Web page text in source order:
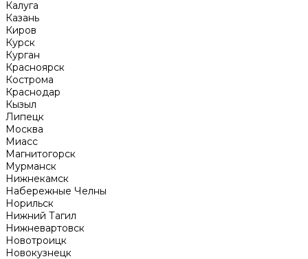
Калуга
Казань
Киров
Курск
Курган
Красноярск
Кострома
Краснодар
Кызыл
Липецк
Москва
Миасс
Магнитогорск
Мурманск
Нижнекамск
Набережные Челны
Норильск
Нижний Тагил
Нижневартовск
Новотроицк
Новокузнецк